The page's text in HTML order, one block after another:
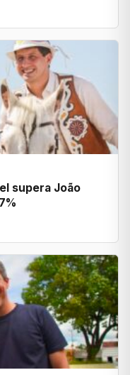
supera João